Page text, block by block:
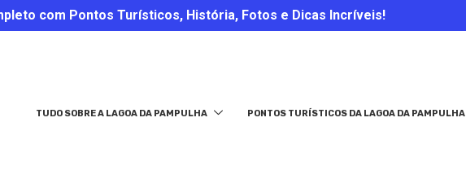
com Pontos Turísticos, História, Fotos e Dicas Incríveis!
TUDO SOBRE A LAGOA DA PAMPULHA PONTOS TURÍSTICOS DA LAGOA DA PAMPULHA